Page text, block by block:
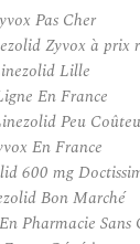
Pas Cher
Zyvox à prix
Lille
En France
Peu
En France
600 mg
Bon Marché
Pharmacie Sans